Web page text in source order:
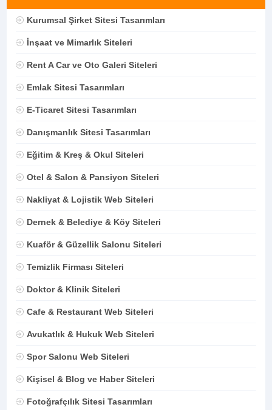
Kurumsal Şirket Sitesi Tasarımları
İnşaat ve Mimarlık Siteleri
Rent A Car ve Oto Galeri Siteleri
Emlak Sitesi Tasarımları
E-Ticaret Sitesi Tasarımları
Danışmanlık Sitesi Tasarımları
Eğitim & Kreş & Okul Siteleri
Otel & Salon & Pansiyon Siteleri
Nakliyat & Lojistik Web Siteleri
Dernek & Belediye & Köy Siteleri
Kuaför & Güzellik Salonu Siteleri
Temizlik Firması Siteleri
Doktor & Klinik Siteleri
Cafe & Restaurant Web Siteleri
Avukatlık & Hukuk Web Siteleri
Spor Salonu Web Siteleri
Kişisel & Blog ve Haber Siteleri
Fotoğrafçılık Sitesi Tasarımları